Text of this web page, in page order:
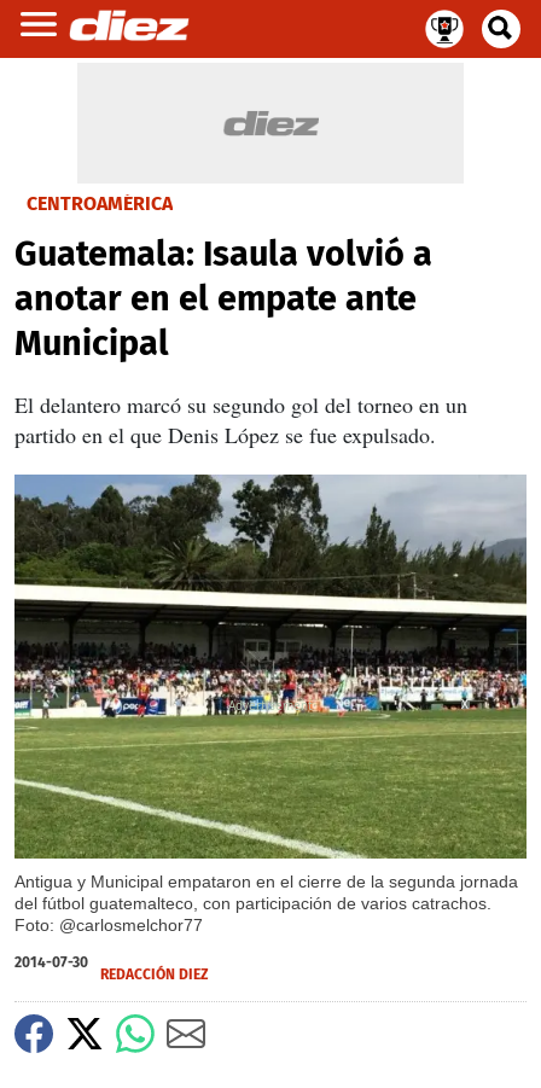
CENTROAMÉRICA
Guatemala: Isaula volvió a
anotar en el empate ante
Municipal
El delantero marcó su segundo gol del torneo en un
partido en el que Denis López se fue expulsado.
Antigua y Municipal empataron en el cierre de la segunda jornada
del fútbol guatemalteco, con participación de varios catrachos.
Foto: @carlosmelchor77
X
2014-07-30
REDACCIÓN DIEZ